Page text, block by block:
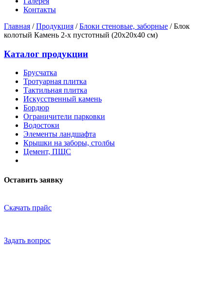
Контакты
Главная /Продукция /Блоки стеновые, заборные /Блок
колотый Камень 2-х пустотный (20х20х40 см)
Каталог продукции
Брусчатка
Тротуарная плитка
Тактильная плитка
Искусственный камень
Бордюр
Ограничители парковки
Водостоки
Элементы ландшафта
Крышки на заборы, столбы
Цемент, ПЩС
Оставить заявку
Скачать прайс
Задать вопрос